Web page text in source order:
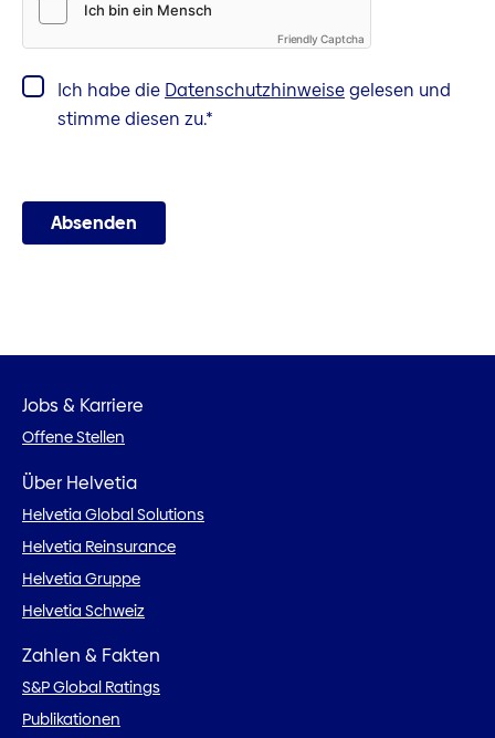
Friendly Captcha
Ich habe die Datenschutzhinweisegelesen und
stimme diesen zu.
Absenden
Jobs & Karriere
Offene Stellen
Über Helvetia
Helvetia Global Solutions
Helvetia Reinsurance
Helvetia Gruppe
Helvetia Schweiz
Zahlen & Fakten
S&P Global Ratings
Publikationen